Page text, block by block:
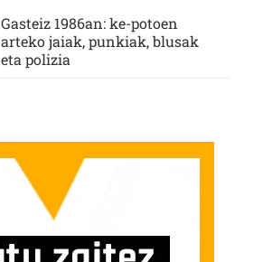
Gasteiz 1986an: ke-potoen
arteko jaiak, punkiak, blusak
eta polizia